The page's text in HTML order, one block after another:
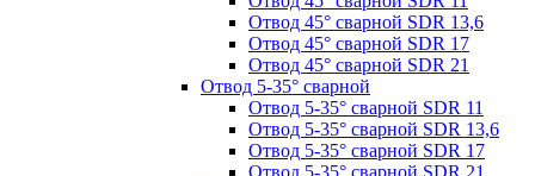
Отвод 45° сварной SDR 13,6
Отвод 45° сварной SDR 17
Отвод 45° сварной SDR 21
Отвод 5-35° сварной
Отвод 5-35° сварной SDR 11
Отвод 5-35° сварной SDR 13,6
Отвод 5-35° сварной SDR 17
Отвод 5-35° сварной SDR 21